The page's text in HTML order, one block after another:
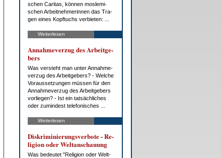
schen Ca­ri­tas, kön­nen mos­le­mi­
schen Ar­beit­neh­me­rin­nen das Tra­
gen ei­nes Kopf­tuchs ver­bie­ten: ...
Weiterlesen
An­nah­me­ver­zug des Ar­beit­ge­
bers
Was ver­steht man un­ter An­nah­me­
ver­zug des Ar­beit­ge­bers? - Wel­che
Vor­aus­set­zun­gen müs­sen für den
An­nah­me­ver­zug des Ar­beit­ge­bers
vor­lie­gen? - Ist ein tat­säch­li­ches
oder zu­min­dest te­le­fo­ni­sches ...
Weiterlesen
Dis­kri­mi­nie­rungs­ver­bo­te - Re­
li­gi­on oder Welt­an­schau­ung
Was be­deu­tet "Re­li­gi­on oder Welt­